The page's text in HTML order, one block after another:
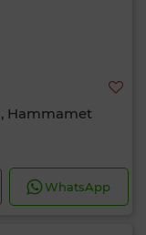
Hammamet
WhatsApp